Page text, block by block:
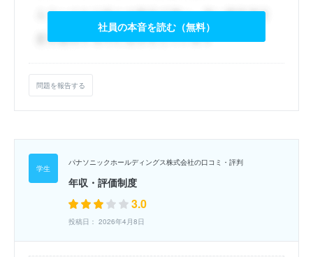
社員の本音を読む（無料）
問題を報告する
パナソニックホールディングス株式会社の口コミ・評判
年収・評価制度
3.0
投稿日： 2026年4月8日